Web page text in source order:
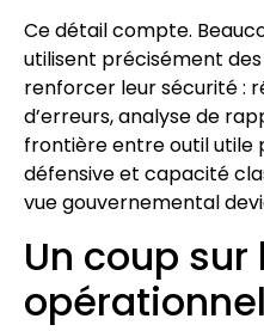
Ce détail compte.
utilisent précisément
renforcer leur sécurité :
d’erreurs, analyse de
frontière entre outil utile
défensive et capacité
vue gouvernemental
Un coup